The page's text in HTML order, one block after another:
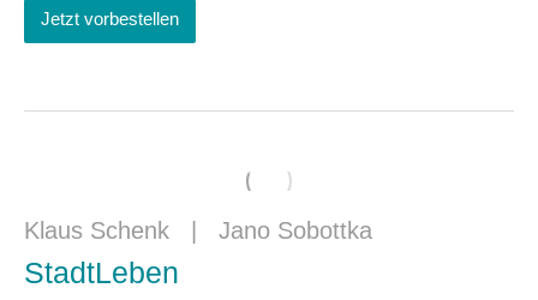
Jetzt vorbestellen
Klaus Schenk Jano Sobottka
StadtLeben